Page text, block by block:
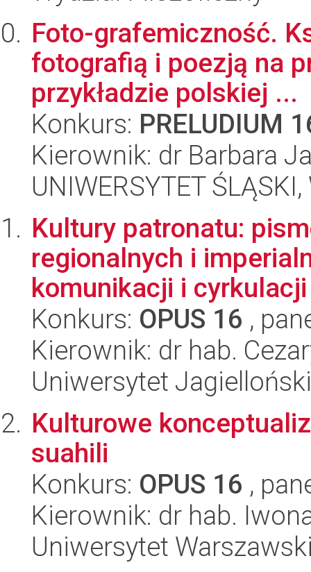
Foto-grafemiczność.
fotografią i poezją na
przykładzie polskiej ...
Konkurs: PRELUDIUM
Kierownik: dr Barbara
UNIWERSYTET
Kultury patronatu:
regionalnych i
komunikacji i
Konkurs: OPUS 16 ,
Kierownik: dr hab.
Uniwersytet
Kulturowe
suahili
Konkurs: OPUS 16 ,
Kierownik: dr hab.
Uniwersytet